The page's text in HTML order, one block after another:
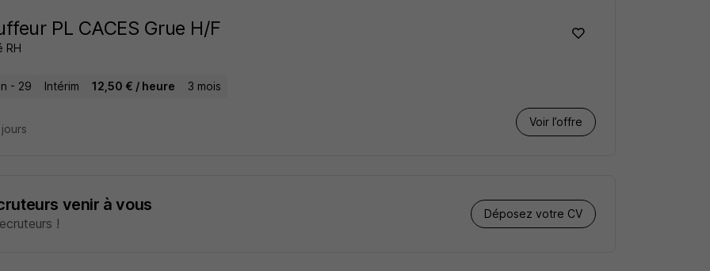
PL CACES Grue H/F
RH
- 29 Intérim 12,50 € / heure 3 mois
Voir l’offre
venir à vous
!
Déposez votre CV